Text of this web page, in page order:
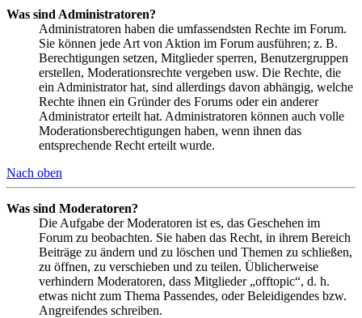
Was sind Administratoren?
Administratoren haben die umfassendsten Rechte im Forum.
Sie können jede Art von Aktion im Forum ausführen; z. B.
Berechtigungen setzen, Mitglieder sperren, Benutzergruppen
erstellen, Moderationsrechte vergeben usw. Die Rechte, die
ein Administrator hat, sind allerdings davon abhängig, welche
Rechte ihnen ein Gründer des Forums oder ein anderer
Administrator erteilt hat. Administratoren können auch volle
Moderationsberechtigungen haben, wenn ihnen das
entsprechende Recht erteilt wurde.
Nach oben
Was sind Moderatoren?
Die Aufgabe der Moderatoren ist es, das Geschehen im
Forum zu beobachten. Sie haben das Recht, in ihrem Bereich
Beiträge zu ändern und zu löschen und Themen zu schließen,
zu öffnen, zu verschieben und zu teilen. Üblicherweise
verhindern Moderatoren, dass Mitglieder „offtopic“, d. h.
etwas nicht zum Thema Passendes, oder Beleidigendes bzw.
Angreifendes schreiben.